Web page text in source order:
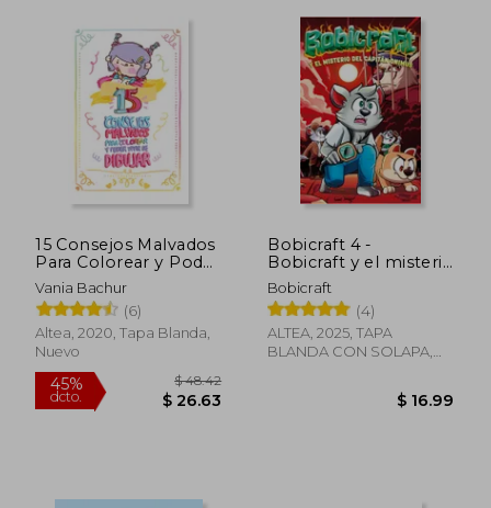
40%
dcto. $ 25.75
45%
dcto.
15 Consejos Malvados
Para Colorear y Poder
Vivir de Dibujar
Vania Bachur
(6)
Altea, 2020, Tapa Blanda,
Nuevo
Bobicraft 4 -
Bobicraft y el misterio
del Capitán Onimus
Bobicraft
(4)
ALTEA, 2025, TAPA
BLANDA CON SOLAPA,